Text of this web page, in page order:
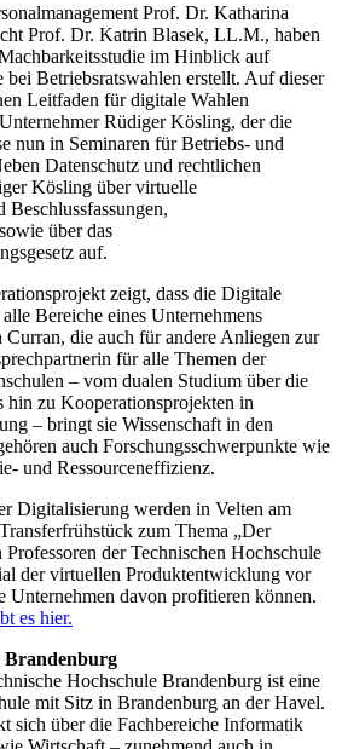
Prof. Dr. Katharina
Prof. Dr. Katrin Blasek, LL.M., haben
im Hinblick auf
Betriebsratswahlen erstellt. Auf dieser
Leitfaden für digitale Wahlen
Rüdiger Kösling, der die
nun in Seminaren für Betriebs- und
Datenschutz und rechtlichen
Kösling über virtuelle
Beschlussfassungen,
über das
auf.
zeigt, dass die Digitale
Bereiche eines Unternehmens
Curran, die auch für andere Anliegen zur
für alle Themen der
– vom dualen Studium über die
hin zu Kooperationsprojekten in
– bringt sie Wissenschaft in den
auch Forschungsschwerpunkte wie
und Ressourceneffizienz.
Digitalisierung werden in Velten am
zum Thema „Der
der Technischen Hochschule
der virtuellen Produktentwicklung vor
Unternehmen davon profitieren können.
es hier.
Brandenburg
Hochschule Brandenburg ist eine
mit Sitz in Brandenburg an der Havel.
sich über die Fachbereiche Informatik